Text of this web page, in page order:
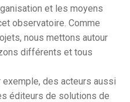
et les moyens
observatoire. Comme
nous mettons autour
différents et tous
exemple, des acteurs aussi
éditeurs de solutions de